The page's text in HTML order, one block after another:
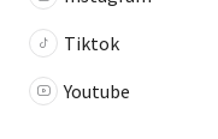
Tiktok
Youtube